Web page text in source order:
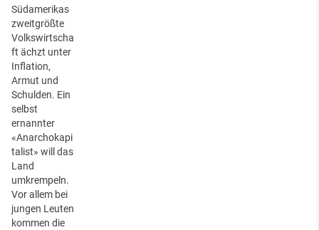
Südamerikas
zweitgrößte
Volkswirtscha
ft ächzt unter
Inflation,
Armut und
Schulden. Ein
selbst
ernannter
«Anarchokapi
talist» will das
Land
umkrempeln.
Vor allem bei
jungen Leuten
kommen die